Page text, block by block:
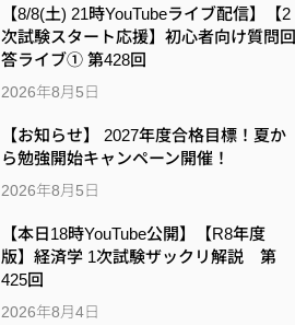
【8/8(土) 21時YouTubeライブ配信】【2
次試験スタート応援】初心者向け質問回
答ライブ① 第428回
2026年8月5日
【お知らせ】 2027年度合格目標！夏か
ら勉強開始キャンペーン開催！
2026年8月5日
【本日18時YouTube公開】【R8年度
版】経済学 1次試験ザックリ解説 第
425回
2026年8月4日